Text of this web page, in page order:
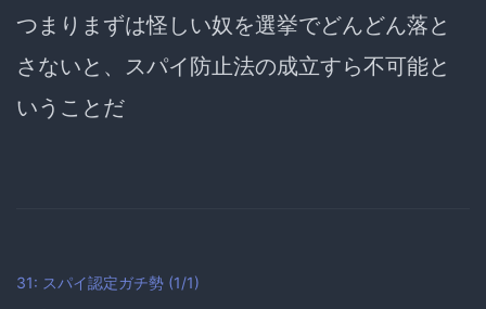
つまりまずは怪しい奴を選挙でどんどん落と
さないと、スパイ防止法の成立すら不可能と
いうことだ
31: スパイ認定ガチ勢 (1/1)